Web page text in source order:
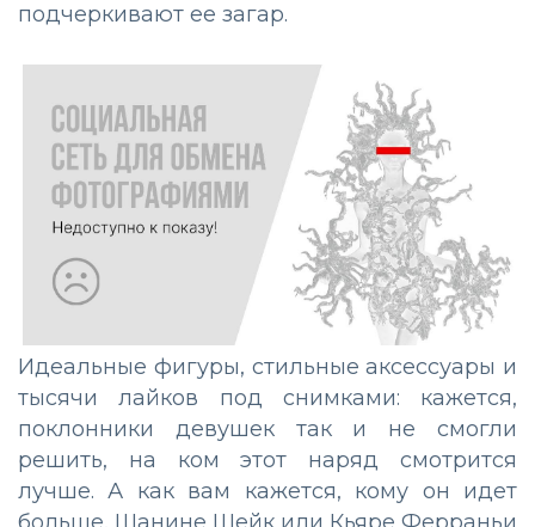
подчеркивают ее загар.
Идеальные фигуры, стильные аксессуары и
тысячи лайков под снимками: кажется,
поклонники девушек так и не смогли
решить, на ком этот наряд смотрится
лучше. А как вам кажется, кому он идет